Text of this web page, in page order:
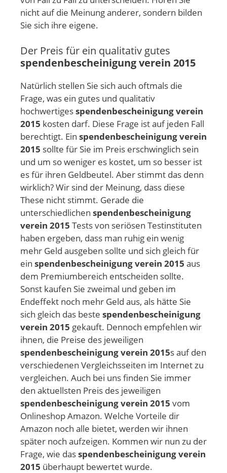
nicht auf die Meinung anderer, sondern bilden
Sie sich ihre eigene.
Der Preis für ein qualitativ gutes
spendenbescheinigung verein 2015
Natürlich stellen Sie sich auch oftmals die
Frage, was ein gutes und qualitativ
hochwertigesspendenbescheinigung verein
2015 kosten darf. Diese Frage ist auf jeden Fall
berechtigt. Ein spendenbescheinigung verein
2015 sollte für Sie im Preis erschwinglich sein
und um so weniger es kostet, um so besser ist
es für ihren Geldbeutel. Aber stimmt das denn
wirklich? Wir sind der Meinung, dass diese
These nicht stimmt. Gerade die
unterschiedlichen spendenbescheinigung
verein 2015 Tests von seriösen Testinstituten
haben ergeben, dass man ruhig ein wenig
mehr Geld ausgeben sollte und sich gleich für
ein spendenbescheinigung verein 2015 aus
dem Premiumbereich entscheiden sollte.
Sonst kaufen Sie zweimal und geben im
Endeffekt noch mehr Geld aus, als hätte Sie
sich gleich das beste spendenbescheinigung
verein 2015 gekauft. Dennoch empfehlen wir
ihnen, die Preise des jeweiligen
spendenbescheinigung verein 2015s auf den
verschiedenen Vergleichsseiten im Internet zu
vergleichen. Auch bei uns finden Sie immer
den aktuellsten Preis des jeweiligen
spendenbescheinigung verein 2015 vom
Onlineshop Amazon. Welche Vorteile dir
Amazon noch alle bietet, werden wir ihnen
später noch aufzeigen. Kommen wir nun zu der
Frage, wie dasspendenbescheinigung verein
2015 überhaupt bewertet wurde.